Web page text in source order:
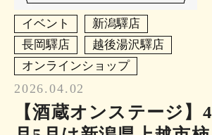
イベント
新潟驛店
長岡驛店
越後湯沢驛店
オンラインショップ
2026.04.02
【酒蔵オンステージ】4